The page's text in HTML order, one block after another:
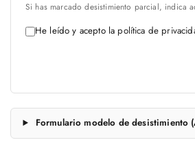
Si has marcado desistimiento parcial, indica
He leído y acepto la política de
Formulario modelo de